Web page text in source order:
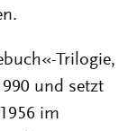
Trilogie,
und setzt
im